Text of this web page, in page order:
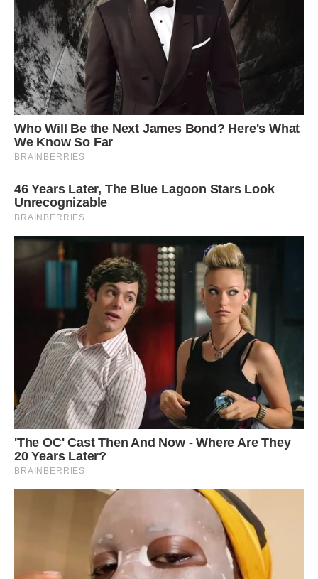
Хай справдяться мрії, думки та бажання,
Шановна, Уляна, у день цей прекрасний.
Бажаємо радості, ніжності й щастя!
***
Хай Дарує Ангел гарну долю!
Обминають хай тебе жалі.
А душа наповниться любов’ю.
Радості, тепла, щасливих літ,
Захисту Господнього, святого.
Добрим буде хай для тебе світ,
Самого найкращого усього!
Фото ілюстративне, з вільних джерел.
Сподобалася стаття? Поділіться з друзями на Facebook.